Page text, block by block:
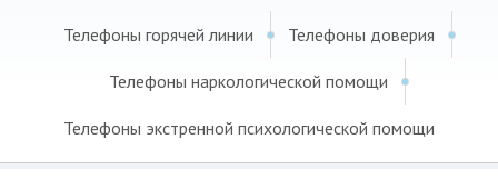
Телефоны горячей линии Телефоны доверия
Телефоны наркологической помощи
Телефоны экстренной психологической помощи